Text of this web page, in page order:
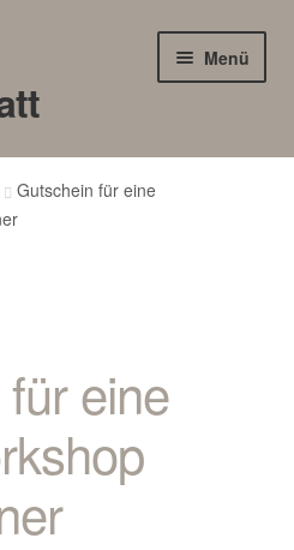
Menü
Gutschein für eine
eine